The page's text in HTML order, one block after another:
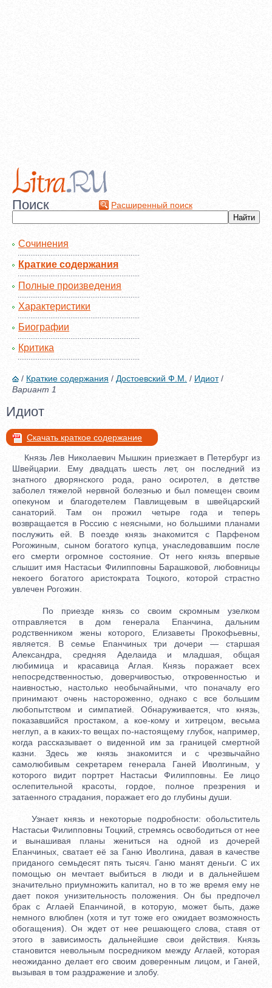
Поиск Расширенный поиск
Сочинения
Краткие содержания
Полные произведения
Характеристики
Биографии
Критика
/ Краткие содержания / Достоевский Ф.М. / Идиот/
Вариант 1
Идиот
Скачать краткое содержание
Князь Лев Николаевич Мышкин приезжает в Петербург из
Швейцарии. Ему двадцать шесть лет, он последний из
знатного дворянского рода, рано осиротел, в детстве
заболел тяжелой нервной болезнью и был помещен своим
опекуном и благодетелем Павлищевым в швейцарский
санаторий. Там он прожил четыре года и теперь
возвращается в Россию с неясными, но большими планами
послужить ей. В поезде князь знакомится с Парфеном
Рогожиным, сыном богатого купца, унаследовавшим после
его смерти огромное состояние. От него князь впервые
слышит имя Настасьи Филипповны Барашковой, любовницы
некоего богатого аристократа Тоцкого, которой страстно
увлечен Рогожин.
По приезде князь со своим скромным узелком
отправляется в дом генерала Епанчина, дальним
родственником жены которого, Елизаветы Прокофьевны,
является. В семье Епанчиных три дочери — старшая
Александра, средняя Аделаида и младшая, общая
любимица и красавица Аглая. Князь поражает всех
непосредственностью, доверчивостью, откровенностью и
наивностью, настолько необычайными, что поначалу его
принимают очень настороженно, однако с все большим
любопытством и симпатией. Обнаруживается, что князь,
показавшийся простаком, а кое-кому и хитрецом, весьма
неглуп, а в каких-то вещах по-настоящему глубок, например,
когда рассказывает о виденной им за границей смертной
казни. Здесь же князь знакомится и с чрезвычайно
самолюбивым секретарем генерала Ганей Иволгиным, у
которого видит портрет Настасьи Филипповны. Ее лицо
ослепительной красоты, гордое, полное презрения и
затаенного страдания, поражает его до глубины души.
Узнает князь и некоторые подробности: обольститель
Настасьи Филипповны Тоцкий, стремясь освободиться от нее
и вынашивая планы жениться на одной из дочерей
Епанчиных, сватает её за Ганю Иволгина, давая в качестве
приданого семьдесят пять тысяч. Ганю манят деньги. С их
помощью он мечтает выбиться в люди и в дальнейшем
значительно приумножить капитал, но в то же время ему не
дает покоя унизительность положения. Он бы предпочел
брак с Аглаей Епанчиной, в которую, может быть, даже
немного влюблен (хотя и тут тоже его ожидает возможность
обогащения). Он ждет от нее решающего слова, ставя от
этого в зависимость дальнейшие свои действия. Князь
становится невольным посредником между Аглаей, которая
неожиданно делает его своим доверенным лицом, и Ганей,
вызывая в том раздражение и злобу.